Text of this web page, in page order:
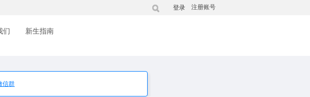
注册账号
登录
们 新生指南
信群